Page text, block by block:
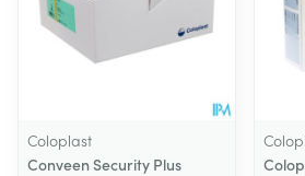
Coloplast
Conveen Security Plus